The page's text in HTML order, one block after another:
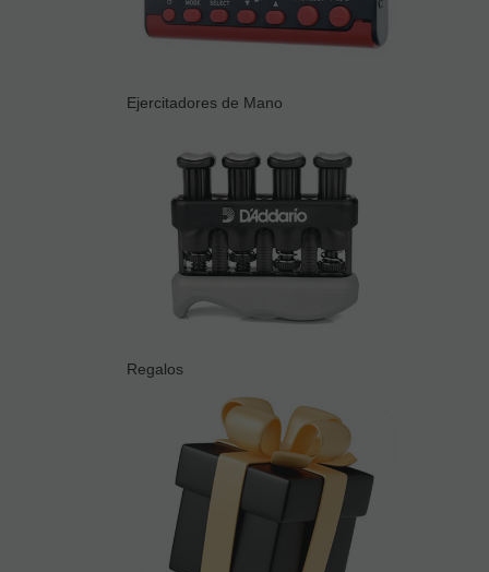
Ejercitadores de Mano
Regalos